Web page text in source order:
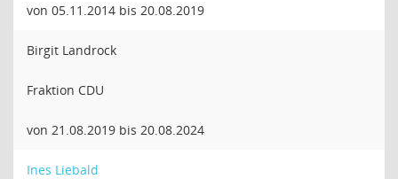
von 05.11.2014 bis 20.08.2019
Birgit Landrock
Fraktion CDU
von 21.08.2019 bis 20.08.2024
Ines Liebald